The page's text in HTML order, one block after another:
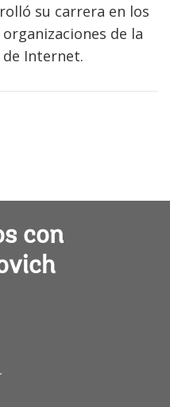
su carrera en los
de la
de Internet.
con